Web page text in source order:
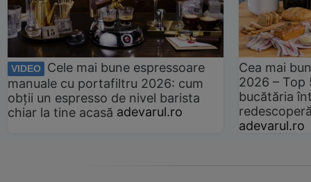
VIDEO
Cele mai bune espressoare
manuale cu portafiltru 2026: cum
obții un espresso de nivel barista
chiar la tine acasă adevarul.ro
Cea mai
2026 –
bucătăria
adevarul.ro